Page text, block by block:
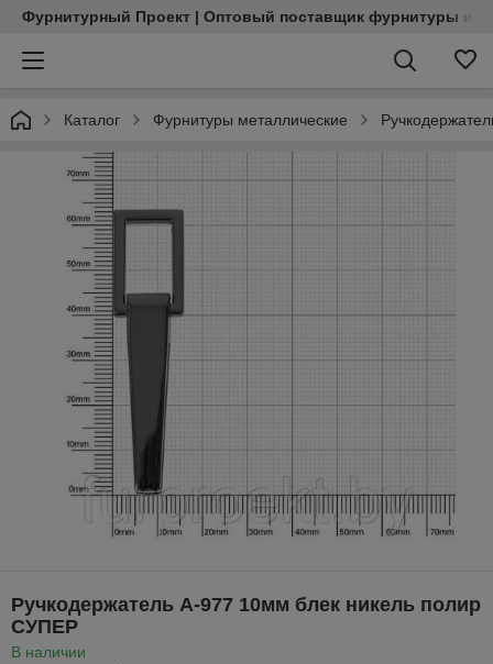
Фурнитурный Проект | Оптовый поставщик фурнитуры и
Каталог Фурнитуры металлические
Ручкодержатель А-977 10мм блек никель полир
СУПЕР
В наличии